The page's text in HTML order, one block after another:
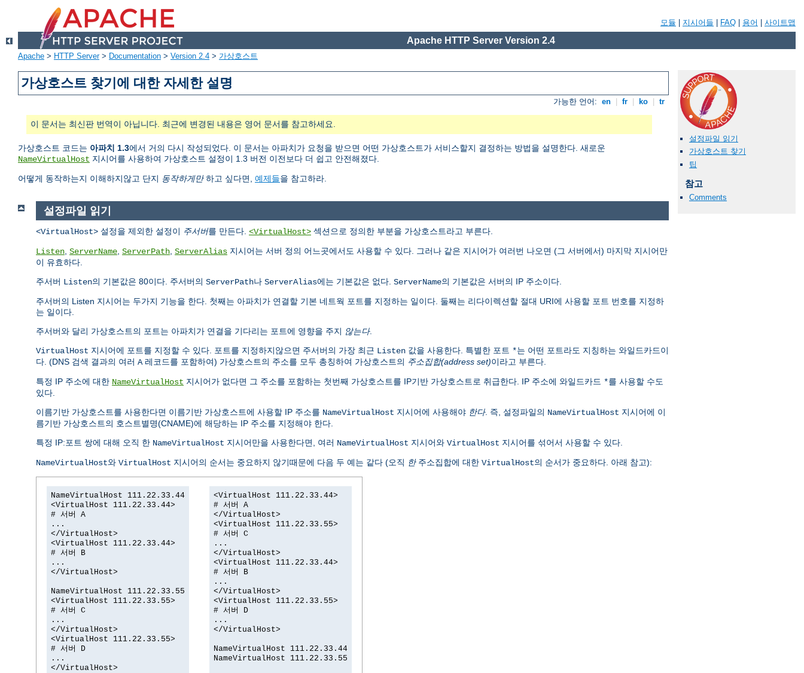
모듈 지시어들 FAQ 용어 사이트맵
Apache HTTP Server Version 2.4
Apache > HTTP Server> Documentation > Version 2.4 > 가상호스트
가상호스트 찾기에 대한 자세한 설명
가능한 언어: en fr ko tr
이 문서는 최신판 번역이 아닙니다. 최근에 변경된 내용은 영어 문서를 참고하세요.
가상호스트 코드는 아파치 1.3에서 거의 다시 작성되었다. 이 문서는 아파치가 요청을 받으면 어떤 가상호스트가 서비스할지 결정하는 방법을 설명한다. 새로운
NameVirtualHost 지시어를 사용하여 가상호스트 설정이 1.3 버전 이전보다 더 쉽고 안전해졌다.
어떻게 동작하는지 이해하지않고 단지 동작하게만하고 싶다면, 예제들을 참고하라.
설정파일 읽기
가상호스트 찾기
팁
참고
Comments
설정파일 읽기
<VirtualHost> 설정을 제외한 설정이 주서버를 만든다. <VirtualHost> 섹션으로 정의한 부분을 가상호스트라고 부른다.
Listen ServerName ServerPath ServerAlias 지시어는 서버 정의 어느곳에서도 사용할 수 있다. 그러나 같은 지시어가 여러번 나오면 (그 서버에서) 마지막 지시어만
이 유효하다.
주서버 Listen의 기본값은 80이다. 주서버의 ServerPath나 ServerAlias에는 기본값은 없다. ServerName의 기본값은 서버의 IP 주소이다.
주서버의 Listen 지시어는 두가지 기능을 한다. 첫째는 아파치가 연결할 기본 네트웍 포트를 지정하는 일이다. 둘째는 리다이렉션할 절대 URI에 사용할 포트 번호를 지정하
는 일이다.
주서버와 달리 가상호스트의 포트는 아파치가 연결을 기다리는 포트에 영향을 주지 않는다.
VirtualHost 지시어에 포트를 지정할 수 있다. 포트를 지정하지않으면 주서버의 가장 최근 Listen 값을 사용한다. 특별한 포트 *는 어떤 포트라도 지칭하는 와일드카드이
다. (DNS 검색 결과의 여러 A 레코드를 포함하여) 가상호스트의 주소를 모두 총칭하여 가상호스트의 주소집합(address set)이라고 부른다.
특정 IP 주소에 대한 NameVirtualHost 지시어가 없다면 그 주소를 포함하는 첫번째 가상호스트를 IP기반 가상호스트로 취급한다. IP 주소에 와일드카드 *를 사용할 수도
있다.
이름기반 가상호스트를 사용한다면 이름기반 가상호스트에 사용할 IP 주소를 NameVirtualHost 지시어에 사용해야 한다. 즉, 설정파일의 NameVirtualHost 지시어에 이
름기반 가상호스트의 호스트별명(CNAME)에 해당하는 IP 주소를 지정해야 한다.
특정 IP:포트 쌍에 대해 오직 한 NameVirtualHost 지시어만을 사용한다면, 여러 NameVirtualHost 지시어와 VirtualHost 지시어를 섞어서 사용할 수 있다.
NameVirtualHost와 VirtualHost 지시어의 순서는 중요하지 않기때문에 다음 두 예는 같다 (오직 한주소집합에 대한 VirtualHost의 순서가 중요하다. 아래 참고):
NameVirtualHost 111.22.33.44
<VirtualHost 111.22.33.44>
# 서버 A
...
</VirtualHost>
<VirtualHost 111.22.33.44>
# 서버 B
...
</VirtualHost>
NameVirtualHost 111.22.33.55
<VirtualHost 111.22.33.55>
# 서버 C
...
</VirtualHost>
<VirtualHost 111.22.33.55>
# 서버 D
...
</VirtualHost>
<VirtualHost 111.22.33.44>
# 서버 A
</VirtualHost>
<VirtualHost 111.22.33.55>
# 서버 C
...
</VirtualHost>
<VirtualHost 111.22.33.44>
# 서버 B
...
</VirtualHost>
<VirtualHost 111.22.33.55>
# 서버 D
...
</VirtualHost>
NameVirtualHost 111.22.33.44
NameVirtualHost 111.22.33.55